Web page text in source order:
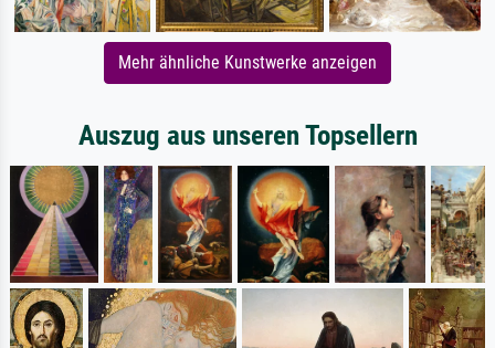
Mehr ähnliche Kunstwerke anzeigen
Auszug aus unseren Topsellern